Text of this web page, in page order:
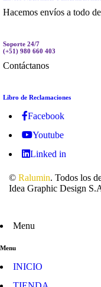
Hacemos envíos a todo
Soporte 24/7
(+51) 980 660 403
Contáctanos
Libro de Reclamaciones
Facebook
Youtube
Linked in
© Ralumin. Todos los
Idea Graphic Design
Menu
Menu
INICIO